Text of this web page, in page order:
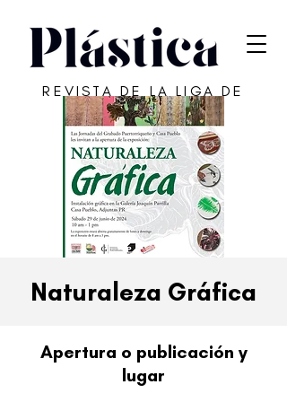
REVISTA DE LA LIGA DE
ARTE DE SAN JUAN
Naturaleza Gráfica
Apertura o publicación y
lugar